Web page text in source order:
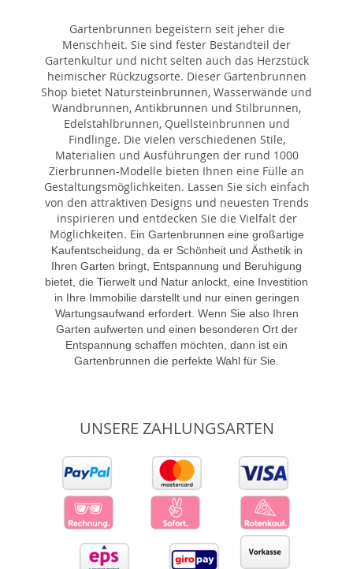
Gartenbrunnen begeistern seit jeher die
Menschheit. Sie sind fester Bestandteil der
Gartenkultur und nicht selten auch das Herzstück
heimischer Rückzugsorte. Dieser Gartenbrunnen
Shop bietet Natursteinbrunnen, Wasserwände und
Wandbrunnen, Antikbrunnen und Stilbrunnen,
Edelstahlbrunnen, Quellsteinbrunnen und
Findlinge. Die vielen verschiedenen Stile,
Materialien und Ausführungen der rund 1000
Zierbrunnen-Modelle bieten Ihnen eine Fülle an
Gestaltungsmöglichkeiten. Lassen Sie sich einfach
von den attraktiven Designs und neuesten Trends
inspirieren und entdecken Sie die Vielfalt der
Möglichkeiten. Ein Gartenbrunnen eine großartige
Kaufentscheidung, da er Schönheit und Ästhetik in
Ihren Garten bringt, Entspannung und Beruhigung
bietet, die Tierwelt und Natur anlockt, eine Investition
in Ihre Immobilie darstellt und nur einen geringen
Wartungsaufwand erfordert. Wenn Sie also Ihren
Garten aufwerten und einen besonderen Ort der
Entspannung schaffen möchten, dann ist ein
Gartenbrunnen die perfekte Wahl für Sie.
UNSERE ZAHLUNGSARTEN